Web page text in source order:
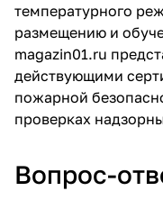
температурного
размещению и
magazin01.ru
действующими
пожарной
проверках
Вопрос-